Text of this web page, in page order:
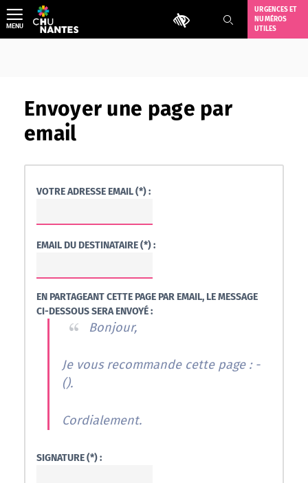
Aller
au
contenu
Outils d'accessibilité
URGENCES ET
NUMÉROS
UTILES
MENU
Envoyer une page par
email
VOTRE ADRESSE EMAIL (*) :
EMAIL DU DESTINATAIRE (*) :
EN PARTAGEANT CETTE PAGE PAR EMAIL, LE MESSAGE
CI-DESSOUS SERA ENVOYÉ :
Bonjour,
Je vous recommande cette page : -
().
Cordialement.
SIGNATURE (*) :